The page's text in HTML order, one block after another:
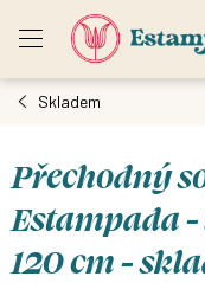
Skladem
Přechodný
Estampada
120 cm -